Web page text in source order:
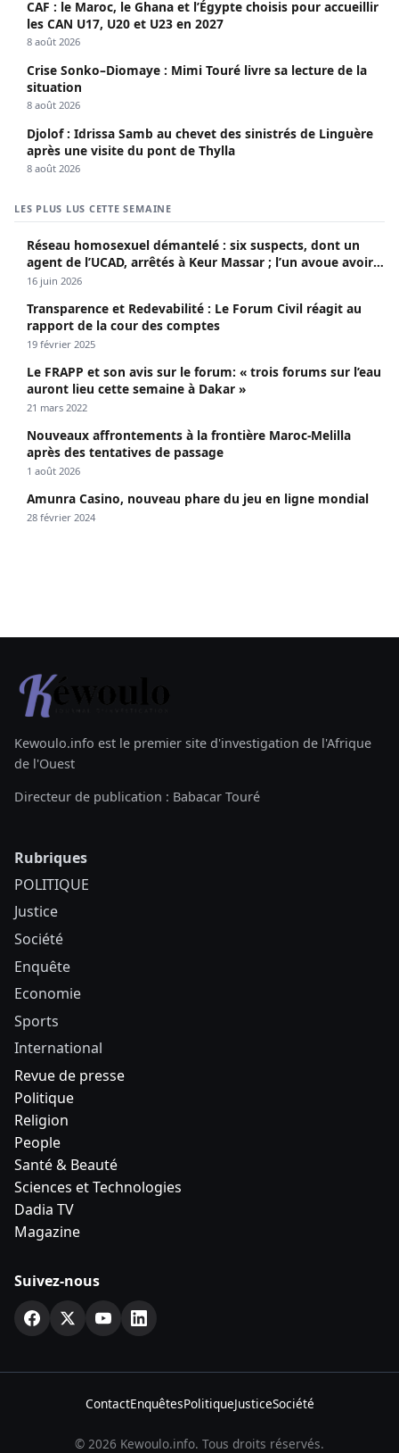
CAF : le Maroc, le Ghana et l’Égypte choisis pour accueillir
les CAN U17, U20 et U23 en 2027
8 août 2026
Crise Sonko–Diomaye : Mimi Touré livre sa lecture de la
situation
8 août 2026
Djolof : Idrissa Samb au chevet des sinistrés de Linguère
après une visite du pont de Thylla
8 août 2026
LES PLUS LUS CETTE SEMAINE
Réseau homosexuel démantelé : six suspects, dont un
agent de l’UCAD, arrêtés à Keur Massar ; l’un avoue avoir
propagé le VIH depuis 2018
16 juin 2026
Transparence et Redevabilité : Le Forum Civil réagit au
rapport de la cour des comptes
19 février 2025
Le FRAPP et son avis sur le forum: « trois forums sur l’eau
auront lieu cette semaine à Dakar »
21 mars 2022
Nouveaux affrontements à la frontière Maroc-Melilla
après des tentatives de passage
1 août 2026
Amunra Casino, nouveau phare du jeu en ligne mondial
28 février 2024
Kewoulo.info est le premier site d'investigation de l'Afrique
de l'Ouest
Directeur de publication : Babacar Touré
Rubriques
POLITIQUE
Justice
Société
Enquête
Economie
Sports
International
Revue de presse
Politique
Religion
People
Santé & Beauté
Sciences et Technologies
Dadia TV
Magazine
Suivez-nous
ContactEnquêtesPolitiqueJusticeSociété
© 2026 Kewoulo.info. Tous droits réservés.